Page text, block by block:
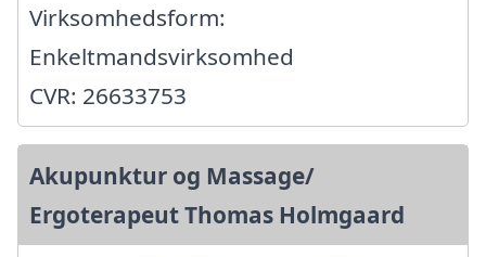
Virksomhedsform:
Enkeltmandsvirksomhed
CVR: 26633753
Akupunktur og Massage/
Ergoterapeut Thomas Holmgaard